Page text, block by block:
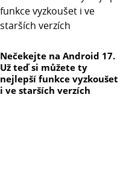
Nečekejte na Android 17.
Už teď si můžete ty
nejlepší funkce vyzkoušet
i ve starších verzích